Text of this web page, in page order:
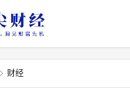
财经